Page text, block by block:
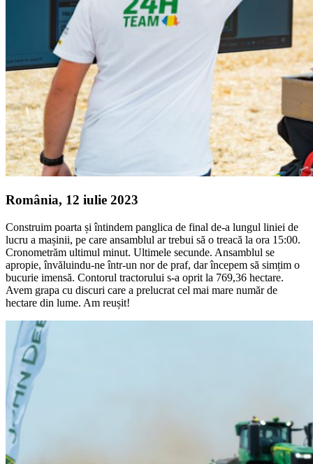
România, 12 iulie 2023
Construim poarta și întindem panglica de final de-a lungul liniei de
lucru a mașinii, pe care ansamblul ar trebui să o treacă la ora 15:00.
Cronometrăm ultimul minut. Ultimele secunde. Ansamblul se
apropie, învăluindu-ne într-un nor de praf, dar începem să simțim o
bucurie imensă. Contorul tractorului s-a oprit la 769,36 hectare.
Avem grapa cu discuri care a prelucrat cel mai mare număr de
hectare din lume. Am reușit!